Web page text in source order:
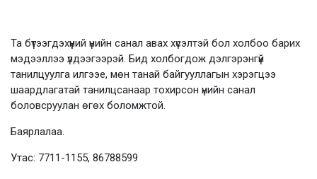
Та бүтээгдэхүүний үнийн санал авах хүсэлтэй бол холбоо барих
мэдээллээ үлдээгээрэй. Бид холбогдож дэлгэрэнгүй
танилцуулга илгээе, мөн танай байгууллагын хэрэгцээ
шаардлагатай танилцсанаар тохирсон үнийн санал
боловсруулан өгөх боломжтой.
Баярлалаа.
Утас: 7711-1155, 86788599